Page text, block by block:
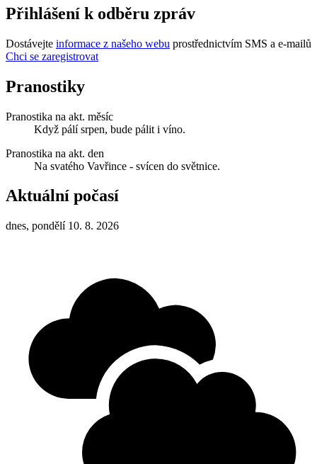
Přihlášení k odběru zpráv
Dostávejte informace z našeho webu prostřednictvím SMS a e-mailů
Chci se zaregistrovat
Pranostiky
Pranostika na akt. měsíc
Když pálí srpen, bude pálit i víno.
Pranostika na akt. den
Na svatého Vavřince - svícen do světnice.
Aktuální počasí
dnes, pondělí 10. 8. 2026